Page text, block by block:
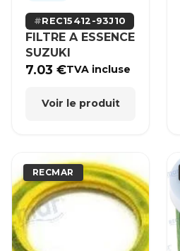
REC15412-93J10
FILTRE A ESSENCE
SUZUKI
7.03€TVA incluse
Voir le produit
RECMAR